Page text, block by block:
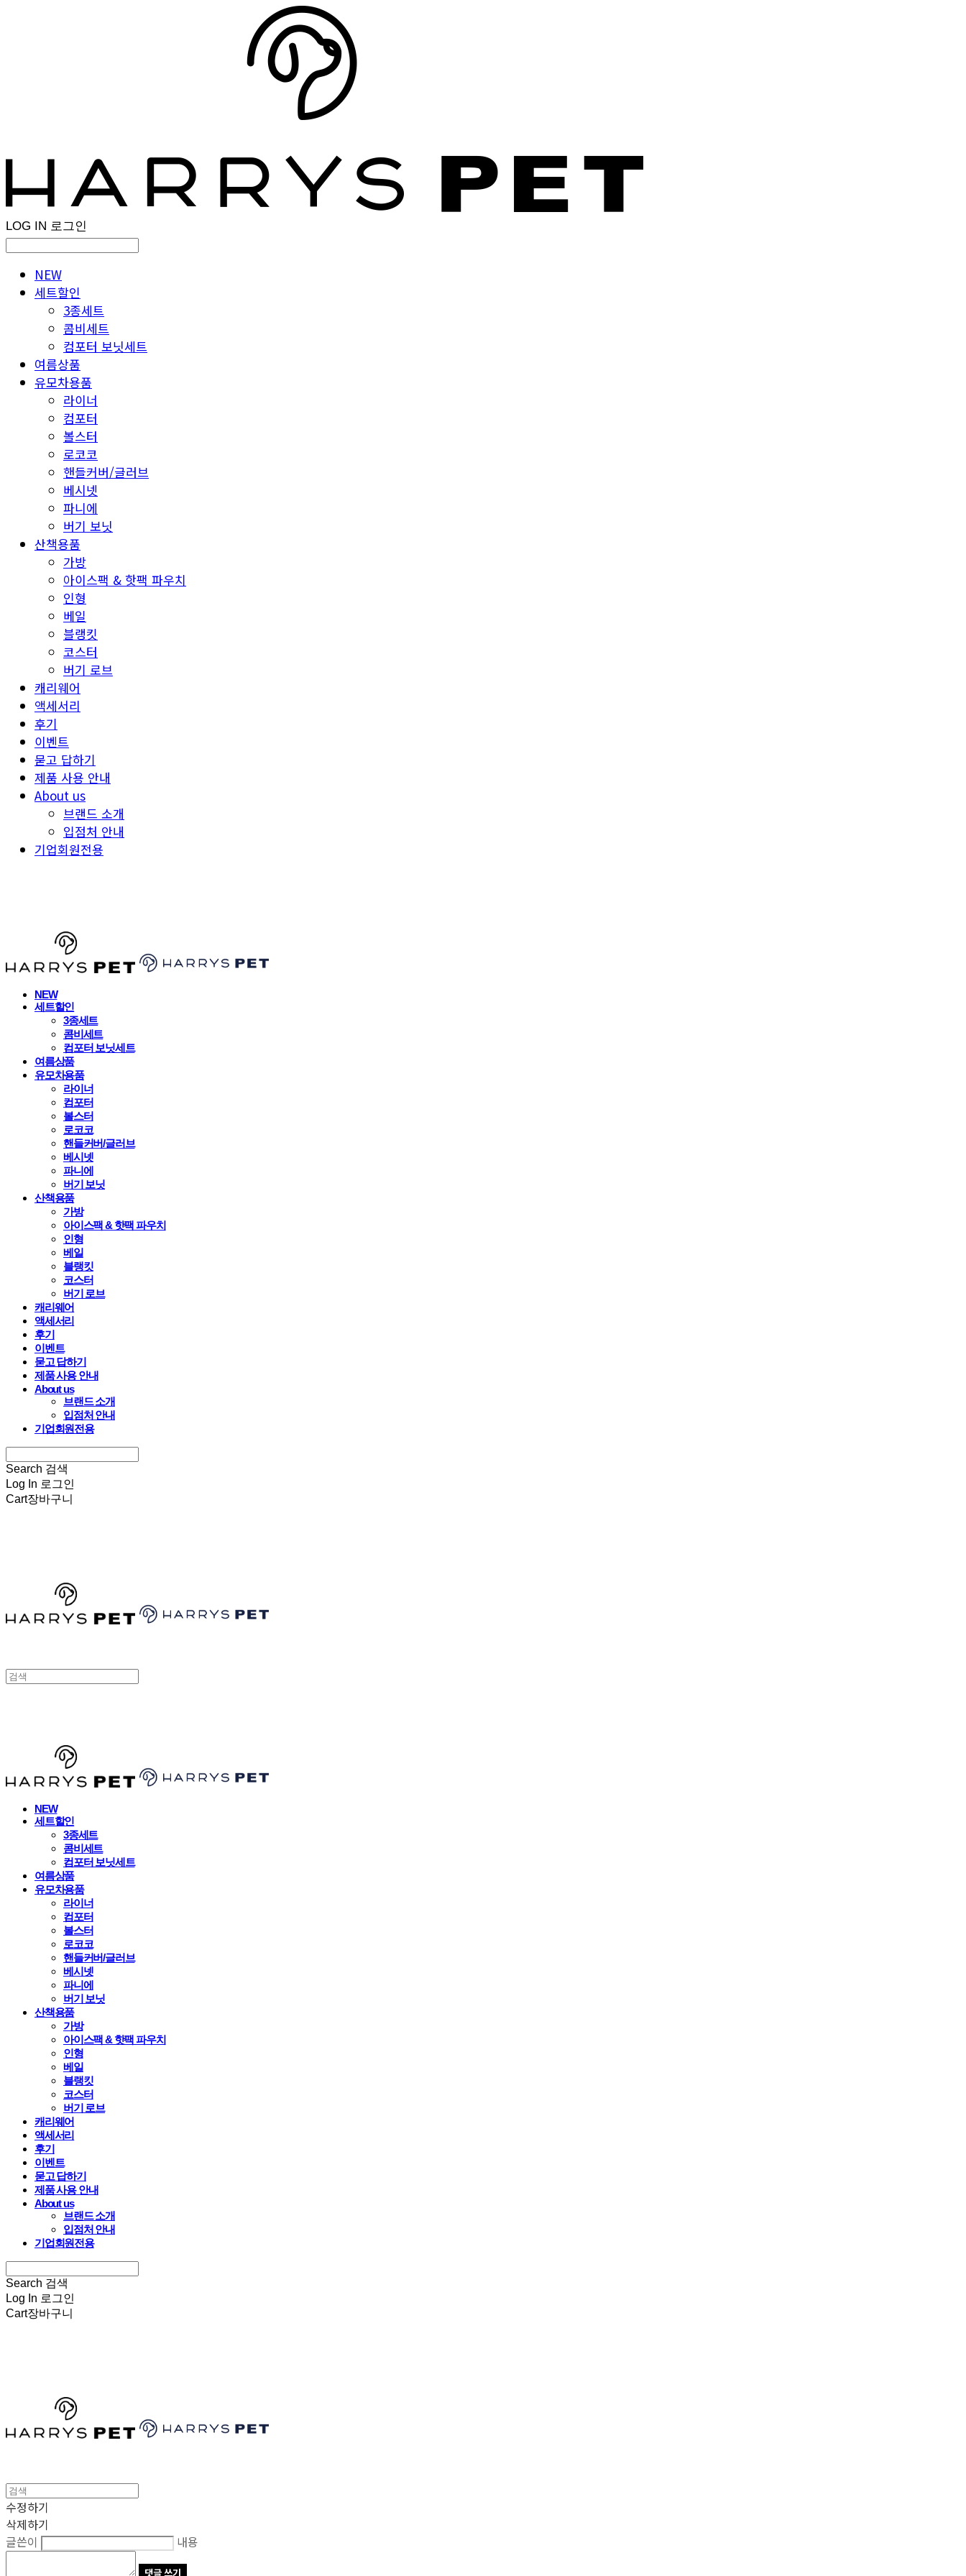
LOG IN 로그인
NEW
세트할인
3종세트
콤비세트
컴포터 보닛세트
여름상품
유모차용품
라이너
컴포터
볼스터
로코코
핸들커버/글러브
베시넷
파니에
버기 보닛
산책용품
가방
아이스팩 & 핫팩 파우치
인형
베일
블랭킷
코스터
버기 로브
캐리웨어
액세서리
후기
이벤트
묻고 답하기
제품 사용 안내
About us
브랜드 소개
입점처 안내
기업회원전용
NEW
세트할인
3종세트
콤비세트
컴포터 보닛세트
여름상품
유모차용품
라이너
컴포터
볼스터
로코코
핸들커버/글러브
베시넷
파니에
버기 보닛
산책용품
가방
아이스팩 & 핫팩 파우치
인형
베일
블랭킷
코스터
버기 로브
캐리웨어
액세서리
후기
이벤트
묻고 답하기
제품 사용 안내
About us
브랜드 소개
입점처 안내
기업회원전용
Search 검색
Log In 로그인
Cart장바구니
NEW
세트할인
3종세트
콤비세트
컴포터 보닛세트
여름상품
유모차용품
라이너
컴포터
볼스터
로코코
핸들커버/글러브
베시넷
파니에
버기 보닛
산책용품
가방
아이스팩 & 핫팩 파우치
인형
베일
블랭킷
코스터
버기 로브
캐리웨어
액세서리
후기
이벤트
묻고 답하기
제품 사용 안내
About us
브랜드 소개
입점처 안내
기업회원전용
Search 검색
Log In 로그인
Cart장바구니
수정하기
삭제하기
글쓴이
내용
댓글 쓰기